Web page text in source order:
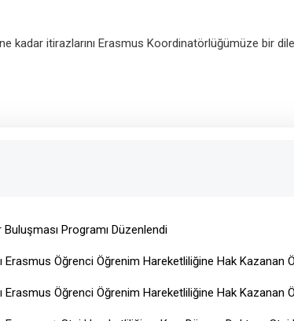
kadar itirazlarını Erasmus Koordinatörlüğümüze bir
Buluşması Programı Düzenlendi
Erasmus Öğrenci Öğrenim Hareketliliğine Hak Kazanan
Erasmus Öğrenci Öğrenim Hareketliliğine Hak Kazanan